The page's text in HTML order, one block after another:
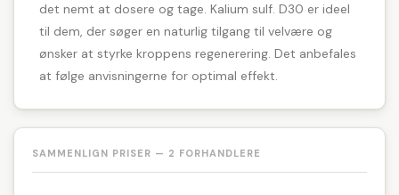
det nemt at dosere og tage. Kalium sulf. D30 er ideel
til dem, der søger en naturlig tilgang til velvære og
ønsker at styrke kroppens regenerering. Det anbefales
at følge anvisningerne for optimal effekt.
SAMMENLIGN PRISER — 2 FORHANDLERE